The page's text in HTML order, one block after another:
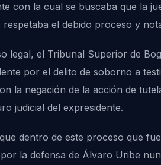
con la cual se buscaba que la
el debido proceso y
legal, el Tribunal Superior de
por el delito de soborno a
la negación de la acción de
judicial del expresidente.
dentro de este proceso que
la defensa de Álvaro Uribe